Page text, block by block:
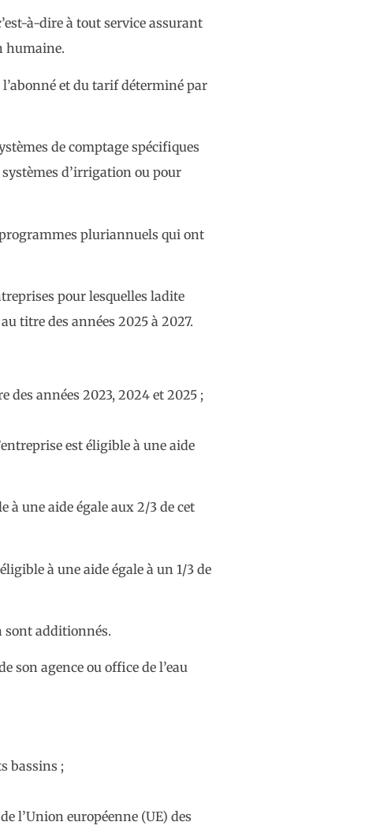
à-dire à tout service assurant
humaine.
l’abonné et du tarif déterminé par
de comptage spécifiques
d’irrigation ou pour
programmes pluriannuels qui ont
pour lesquelles ladite
titre des années 2025 à 2027.
des années 2023, 2024 et 2025 ;
est éligible à une aide
à une aide égale aux 2/3 de cet
à une aide égale à un 1/3 de
sont additionnés.
son agence ou office de l’eau
bassins ;
l’Union européenne (UE) des